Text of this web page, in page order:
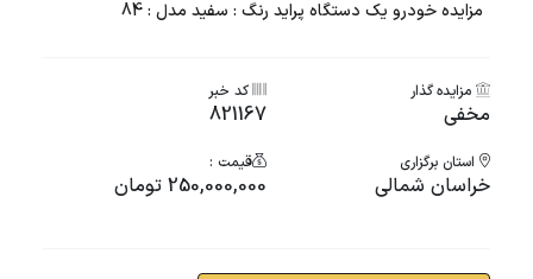
مزایده خودرو یک دستگاه پراید رنگ : سفید مدل : 84
مزایده گذار
مخفی
کد خبر
821167
استان برگزاری
خراسان شمالی
قیمت :
250,000,000 تومان